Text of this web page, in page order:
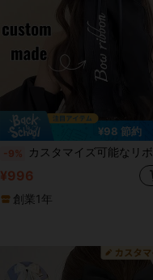
¥98 節約
-9% カスタマイズ可能なリボンヘアアクセサリー、かわいいリボンヘアクリップ、ファッショナブルなクロウクリップ、身に付けてプリンセスになろう!カスタマイズ可能な花嫁ヘッドピース、ウェディング写真の装飾、学校始業式ヘアアクセサリー、リボンヘアクリップ、バレンタインデー/誕生日/母の日のギフト
¥996
創業1年